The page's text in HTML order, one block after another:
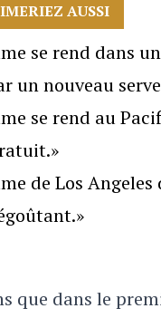
AUSSI
se rend dans
un nouveau
se rend au
de Los
que dans le